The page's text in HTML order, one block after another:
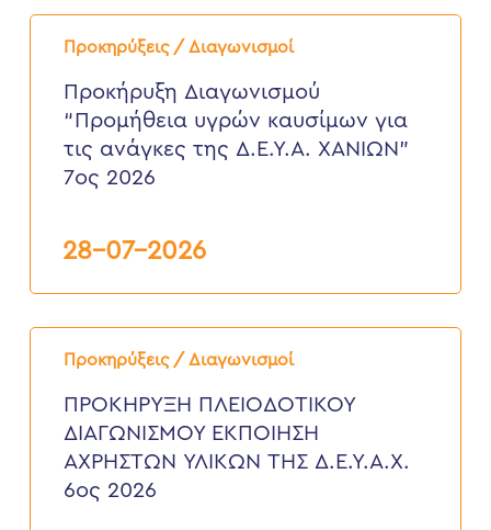
Προκηρύξεις / Διαγωνισμοί
Προκήρυξη
Διαγωνισμού
υγρών
καυσίμων
ανάγκες
2026
Προκήρυξη Διαγωνισμού
“Προμήθεια υγρών καυσίμων για
τις ανάγκες της Δ.Ε.Υ.Α. ΧΑΝΙΩΝ”
7ος 2026
28-07-2026
Προκηρύξεις / Διαγωνισμοί
ΠΡΟΚΗΡΥΞΗ
ΠΛΕΙΟΔΟΤΙΚΟΥ
ΕΚΠΟΙΗΣΗ
ΑΧΡΗΣΤΩΝ
ΥΛΙΚΩΝ
Δ.Ε.Υ.Α.Χ.
ΠΡΟΚΗΡΥΞΗ ΠΛΕΙΟΔΟΤΙΚΟΥ
ΔΙΑΓΩΝΙΣΜΟΥ ΕΚΠΟΙΗΣΗ
ΑΧΡΗΣΤΩΝ ΥΛΙΚΩΝ ΤΗΣ Δ.Ε.Υ.Α.Χ.
6ος 2026